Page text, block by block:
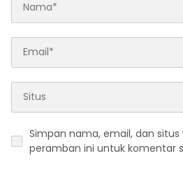
Simpan nama, email, dan situs
peramban ini untuk komentar